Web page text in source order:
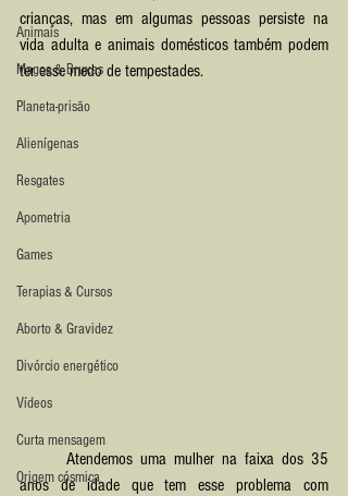
Animais
Magos & Bruxas
Planeta-prisão
Alienígenas
Resgates
Apometria
Games
Terapias & Cursos
Aborto & Gravidez
Divórcio energético
Vídeos
Curta mensagem
Origem cósmica
crianças, mas em algumas pessoas persiste na
vida adulta e animais domésticos também podem
ter esse medo de tempestades.
anos de idade que tem esse problema com